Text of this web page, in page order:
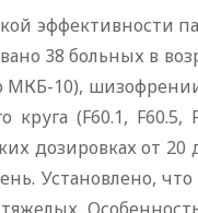
эффективности
38 больных в
МКБ-10),
(F60.1, F60.5,
дозировках от 20
Установлено,